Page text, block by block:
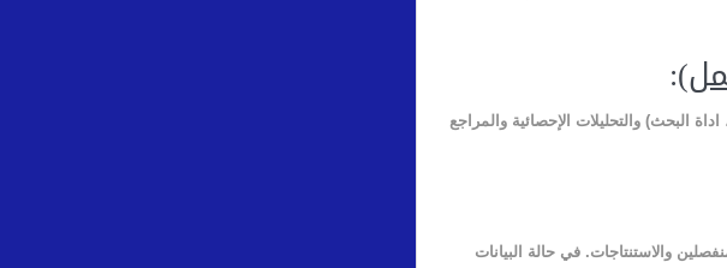
):
البحث) والتحليلات الإحصائية والمراجع
والاستنتاجات. في حالة البيانات